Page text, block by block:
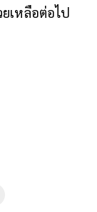
ยเหลือต่อไป